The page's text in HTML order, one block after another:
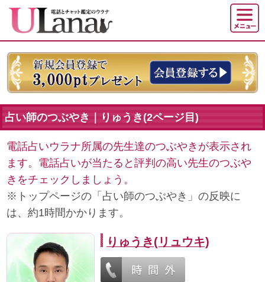
占い師のつぶやき｜りゅうき(2ページ目)
電話占いウラナ所属の先生達のつぶやきが表示され
ます。電話占いが当たると評判の高い先生のつぶや
きをチェックしましょう。
※トップページの「占い師のつぶやき」の反映に
は、約1時間かかります。
りゅうき(リュウキ)